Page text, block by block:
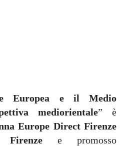
Europea e il Medio
mediorientale” è
Europe Direct Firenze
e promosso